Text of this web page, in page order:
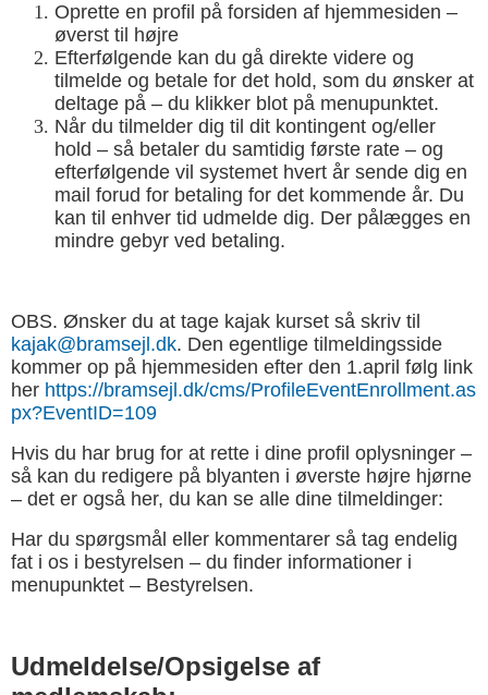
Oprette en profil på forsiden af hjemmesiden –
øverst til højre
Efterfølgende kan du gå direkte videre og
tilmelde og betale for det hold, som du ønsker at
deltage på – du klikker blot på menupunktet.
Når du tilmelder dig til dit kontingent og/eller
hold – så betaler du samtidig første rate – og
efterfølgende vil systemet hvert år sende dig en
mail forud for betaling for det kommende år. Du
kan til enhver tid udmelde dig. Der pålægges en
mindre gebyr ved betaling.
OBS. Ønsker du at tage kajak kurset så skriv til
kajak@bramsejl.dk. Den egentlige tilmeldingsside
kommer op på hjemmesiden efter den 1.april følg link
her https://bramsejl.dk/cms/ProfileEventEnrollment.as
px?EventID=109
Hvis du har brug for at rette i dine profil oplysninger –
så kan du redigere på blyanten i øverste højre hjørne
– det er også her, du kan se alle dine tilmeldinger:
Har du spørgsmål eller kommentarer så tag endelig
fat i os i bestyrelsen – du finder informationer i
menupunktet – Bestyrelsen.
Udmeldelse/Opsigelse af